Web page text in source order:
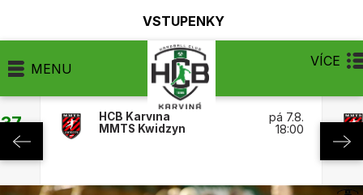
VSTUPENKY
MENU VÍCE
HCB Karviná
MMTS Kwidzyn
pá 7.8.
18:00